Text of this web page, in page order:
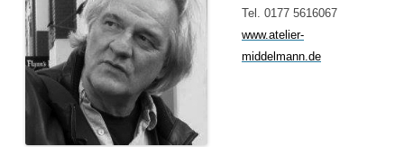
Tel. 0177 5616067
www.atelier-
middelmann.de